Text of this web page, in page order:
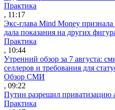
Практика
, 11:17
Экс-глава Mind Money
дала показания на других
Практика
, 10:44
Утренний обзор за 7 августа:
селлеров и требования для
Обзор СМИ
, 09:22
Путин разрешил приватизацию
Практика